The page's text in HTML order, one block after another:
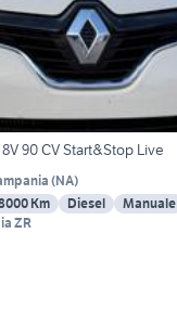
90 CV Start&Stop Live
(NA)
Km Diesel Manuale
ZR